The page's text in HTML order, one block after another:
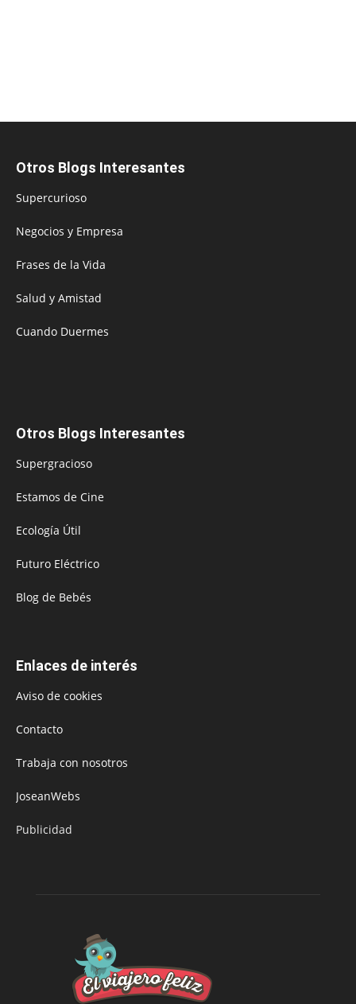
Otros Blogs Interesantes
Supercurioso
Negocios y Empresa
Frases de la Vida
Salud y Amistad
Cuando Duermes
Otros Blogs Interesantes
Supergracioso
Estamos de Cine
Ecología Útil
Futuro Eléctrico
Blog de Bebés
Enlaces de interés
Aviso de cookies
Contacto
Trabaja con nosotros
JoseanWebs
Publicidad